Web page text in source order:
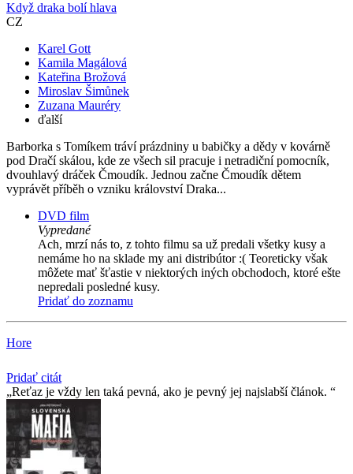
Když draka bolí hlava
CZ
Karel Gott
Kamila Magálová
Kateřina Brožová
Miroslav Šimůnek
Zuzana Mauréry
ďalší
Barborka s Tomíkem tráví prázdniny u babičky a dědy v kovárně
pod Dračí skálou, kde ze všech sil pracuje i netradiční pomocník,
dvouhlavý dráček Čmoudík. Jednou začne Čmoudík dětem
vyprávět příběh o vzniku království Draka...
DVD film
Vypredané
Ach, mrzí nás to, z tohto filmu sa už predali všetky kusy a
nemáme ho na sklade my ani distribútor :( Teoreticky však
môžete mať šťastie v niektorých iných obchodoch, ktoré ešte
nepredali posledné kusy.
Pridať do zoznamu
Hore
Pridať citát
Reťaz je vždy len taká pevná, ako je pevný jej najslabší­ článok.